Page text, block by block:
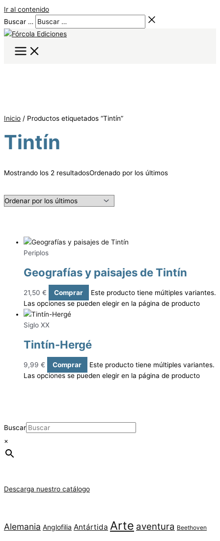
Ir al contenido
Buscar …
Buscar
×
Descarga nuestro catálogo
Alemania Anglofilia Antártida Arte aventura Beethoven
Inicio / Productos etiquetados “Tintín”
Tintín
Mostrando los 2 resultadosOrdenado por los últimos
Periplos
Geografías y paisajes de Tintín
21,50 € Comprar
Este producto tiene múltiples variantes.
Las opciones se pueden elegir en la página de producto
Siglo XX
Tintín-Hergé
9,99 € Comprar
Este producto tiene múltiples variantes.
Las opciones se pueden elegir en la página de producto